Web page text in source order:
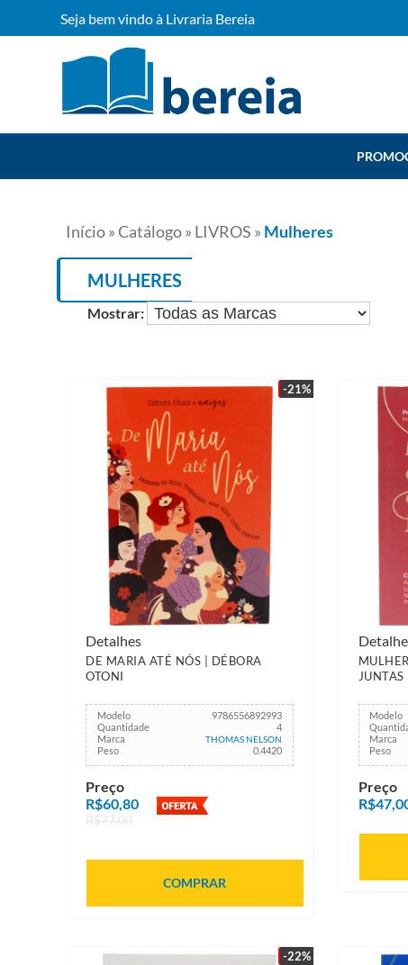
Seja bem vindo à Livraria Bereia
Início»Catálogo» LIVROS » Mulheres
MULHERES
Mostrar:
-21%
DE MARIA ATÉ NÓS | DÉBORA
OTONI
Modelo
9786556892993
Quantidade
4
Marca
THOMAS NELSON
Peso 0.4420
Preço
R$60,80
R$77,00
COMPRAR
Detalhes
JUNTAS
Modelo
Marca
Peso
Preço
-22%